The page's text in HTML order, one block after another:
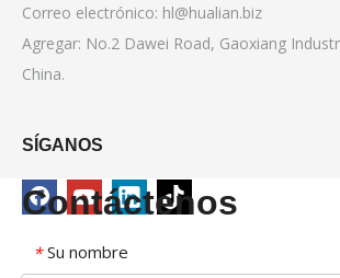
Correo electrónico: hl@hualian.biz
Agregar: No.2 Dawei Road, Gaoxiang
China.
SÍGANOS
Contáctenos
* Su nombre